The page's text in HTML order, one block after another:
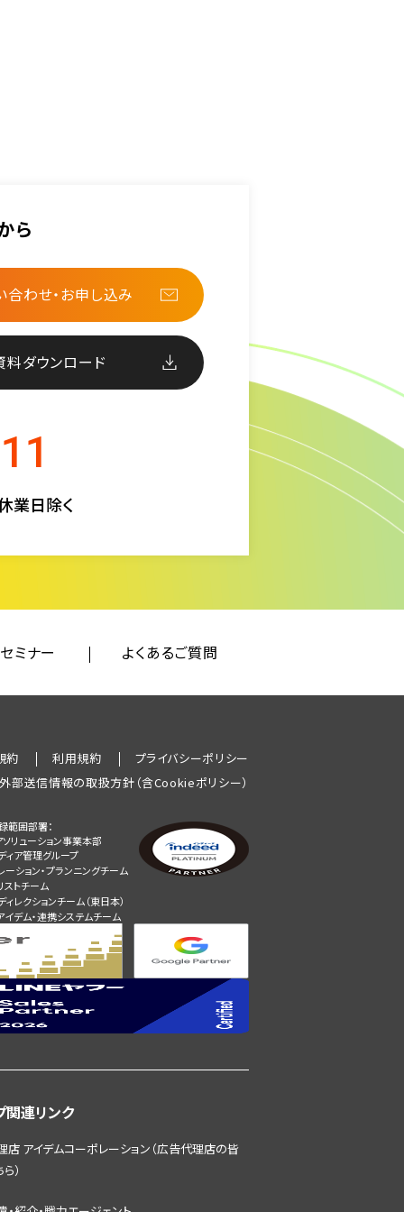
ら
合わせ・お申し込み
料ダウンロード
業日除く
セミナー よくあるご質問
約 利用規約
プライバシーポリシー
外部送信情報の取扱方針（含Cookieポリシー）
範囲部署：
ソリューション事業本部
ィア管理グループ
ーション・プランニングチーム
ストチーム
ィレクションチーム（東日本）
イデム・連携システムチーム
関連リンク
店 アイデムコーポレーション（広告代理店の皆
）